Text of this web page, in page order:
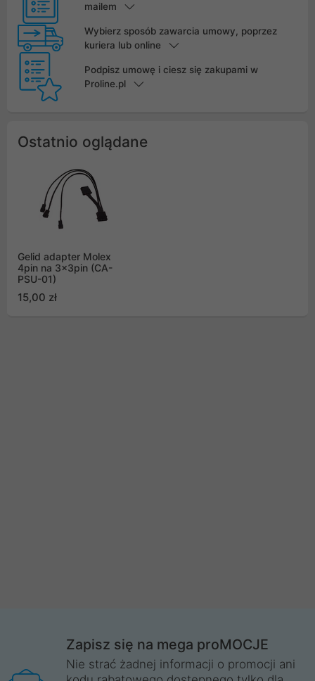
mailem
Wybierz sposób zawarcia umowy, poprzez
kuriera lub online
Podpisz umowę i ciesz się zakupami w
Proline.pl
Ostatnio oglądane
Gelid adapter Molex
4pin na 3x3pin (CA-
PSU-01)
15,00 zł
Zapisz się na mega proMOCJE
Nie strać żadnej informacji o promocji ani